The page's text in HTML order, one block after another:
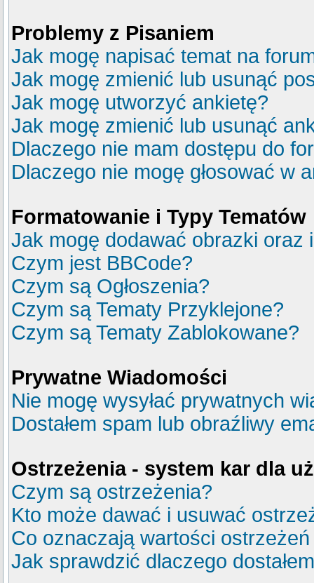
Problemy z Pisaniem
Jak mogę napisać temat na
Jak mogę zmienić lub usunąć
Jak mogę utworzyć ankietę?
Jak mogę zmienić lub usunąć
Dlaczego nie mam dostępu do
Dlaczego nie mogę głosować w
Formatowanie i Typy Tematów
Jak mogę dodawać obrazki oraz
Czym jest BBCode?
Czym są Ogłoszenia?
Czym są Tematy Przyklejone?
Czym są Tematy Zablokowane?
Prywatne Wiadomości
Nie mogę wysyłać prywatnych
Dostałem spam lub obraźliwy
Ostrzeżenia - system kar dla
Czym są ostrzeżenia?
Kto może dawać i usuwać
Co oznaczają wartości
Jak sprawdzić dlaczego